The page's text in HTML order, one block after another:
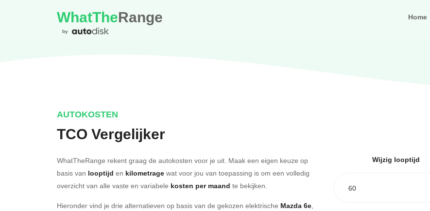
WhatTheRange
by
Home
AUTOKOSTEN
TCO Vergelijker
WhatTheRange rekent graag de autokosten voor je uit. Maak een eigen keuze op
basis van looptijd en kilometrage wat voor jou van toepassing is om een volledig
overzicht van alle vaste en variabele kosten per maand te bekijken.
Hieronder vind je drie alternatieven op basis van de gekozen elektrische Mazda 6e,
Wijzig looptijd
60